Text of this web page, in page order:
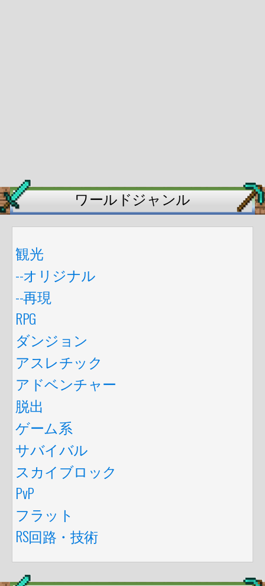
ワールドジャンル
観光
--オリジナル
--再現
RPG
ダンジョン
アスレチック
アドベンチャー
脱出
ゲーム系
サバイバル
スカイブロック
PvP
フラット
RS回路・技術